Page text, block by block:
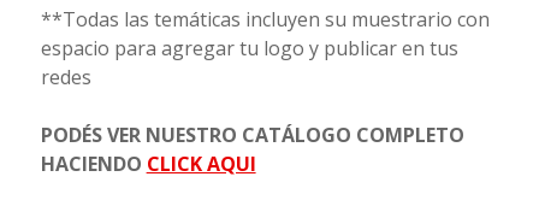
**Todas las temáticas incluyen su muestrario con
espacio para agregar tu logo y publicar en tus
redes
PODÉS VER NUESTRO CATÁLOGO COMPLETO
HACIENDO CLICK AQUI